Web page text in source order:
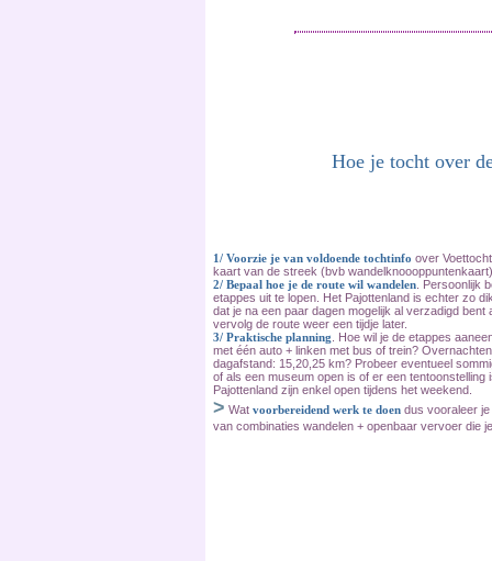
Hoe je tocht over
1/ Voorzie je van voldoende tochtinfo over
kaart van de streek (bvb
2/ Bepaal hoe je de route wil wandelen . Persoonlijk
etappes uit te lopen. Het Pajottenland is echter zo
dat je na een paar dagen mogelijk al verzadigd
vervolg de route weer een tijdje later.
3/ Praktische planning . Hoe wil je de etappes
met één auto + linken met bus of trein?
dagafstand: 15,20,25 km? Probeer eventueel
of als een museum open is of er een
Pajottenland zijn enkel open tijdens het weekend.
> Wat voorbereidend werk te doen dus vooraleer
van combinaties wandelen + openbaar vervoer die